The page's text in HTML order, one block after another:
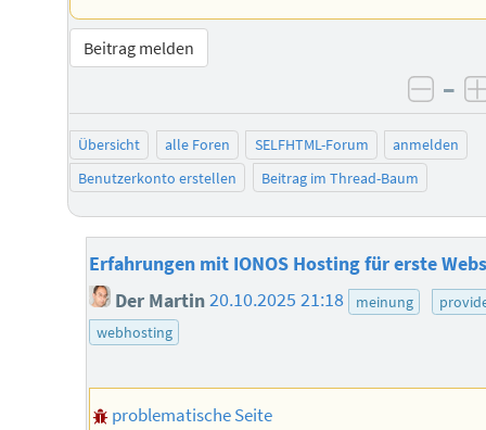
Beitrag melden
–
Übersicht alle Foren SELFHTML-Forum
anmelden
Benutzerkonto erstellen
Beitrag im Thread-Baum
Erfahrungen mit IONOS Hosting für erste
Der Martin20.10.2025 21:18 meinung
webhosting
problematische Seite